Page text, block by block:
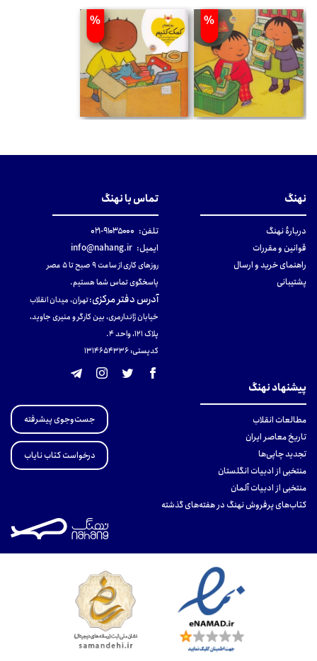
%
%
نهنگ
دربارهٔ نهنگ
قوانین و مقررات
راهنمای خرید و ارسال
پشتیبانی
تماس با نهنگ
تلفن: ۹۱۰۳۵۰۰۰-۰۲۱
ایمیل: info@nahang.ir
روزهای کاری از ساعت ۹ صبح تا ۵ عصر
پاسخگوی تماس شما هستیم.
آدرس دفتر مرکزی:تهران، میدان انقلاب
خیابان ژاندارمری، بین کارگر و منیری جاوید،
پلاک 121، واحد ۴.
کدپستی: 131465433۶
پیشنهاد نهنگ
مطالعات انقلاب
تاریخ معاصر ایران
تجدید چاپی‌ها
منتخبی از ادبیات انگلستان
منتخبی از ادبیات آلمان
کتاب‌های پرفروش نهنگ در هفته‌های گذشته
جست‌وجوی پیشرفته
درخواست کتاب نایاب